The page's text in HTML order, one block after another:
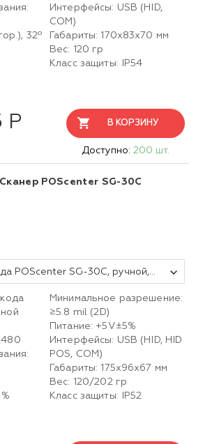
32º
Интерфейсы: USB (HID,
COM)
Габариты: 170x83x70 мм
Вес: 120 гр
Класс защиты: IP54
Р В КОРЗИНУ
Доступно: 200 шт.
Сканер POScenter SG-30C
Сканер штрих-кода POScenter SG-30C, ручной, черный, USB, кабель 2.0 м
Минимальное разрешение:
≥5.8 mil (2D)
Питание: +5V±5%
Интерфейсы: USB (HID, HID
POS, COM)
Габариты: 175x96x67 мм
Вес: 120/202 гр
Класс защиты: IP52